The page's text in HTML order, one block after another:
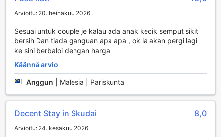
siivouspalvelun, joka varmistaa, että huoneesi pysyy
puhtaana ja siistinä koko oleskelusi ajan. Tämä yhdistelmä
käteviä palveluja tekee Home Rest Hotelista täydellisen
valinnan, kun etsit mukautuvaa ja huolehtivaa majoitusta
Johor Bahru'ssa.
Kuljetusmahdollisuudet Home Rest Hotelissa
Home Rest Hotel Johor Bahru tarjoaa kätevät ja
vaivattomat pysäköintimahdollisuudet vierailleen. Hotellin
itsepalvelupysäköinti mahdollistaa vieraiden saapuvan ja
lähtemään omassa tahdissaan, ilman huolta
ja hyvin valaistu, jolloin voit nauttia rauhallisesta mielestä,
Arvioitu: 20. heinäkuu 2026
Sesuai untuk couple je kalau ada anak kecik semput sikit
bersih Dan tiada ganguan apa apa , ok la akan pergi lagi
ke sini berbaloi dengan harga
Käännä arvio
Anggun Malesia | Pariskunta
Decent Stay in Skudai 8,0
Arvioitu: 24. kesäkuu 2026